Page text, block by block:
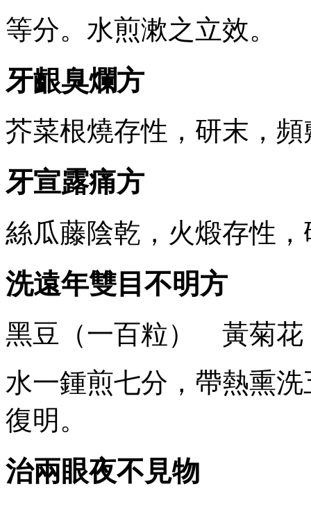
等分。水煎漱之立效。
牙齦臭爛方
芥菜根燒存性，研末，
牙宣露痛方
絲瓜藤陰乾，火煅存性
洗遠年雙目不明方
黑豆（一百粒） 黃菊
水一鍾煎七分，帶熱熏
復明。
治兩眼夜不見物